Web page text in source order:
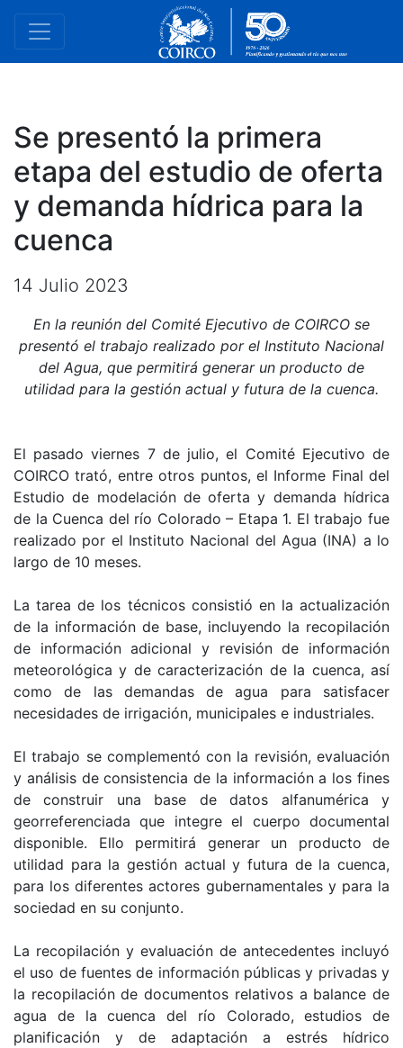
Se presentó la primera
etapa del estudio de oferta
y demanda hídrica para la
cuenca
14 Julio 2023
En la reunión del Comité Ejecutivo de COIRCO se
presentó el trabajo realizado por el Instituto Nacional
del Agua, que permitirá generar un producto de
utilidad para la gestión actual y futura de la cuenca.
El pasado viernes 7 de julio, el Comité Ejecutivo de
COIRCO trató, entre otros puntos, el Informe Final del
Estudio de modelación de oferta y demanda hídrica
de la Cuenca del río Colorado – Etapa 1. El trabajo fue
realizado por el Instituto Nacional del Agua (INA) a lo
largo de 10 meses.
La tarea de los técnicos consistió en la actualización
de la información de base, incluyendo la recopilación
de información adicional y revisión de información
meteorológica y de caracterización de la cuenca, así
como de las demandas de agua para satisfacer
necesidades de irrigación, municipales e industriales.
El trabajo se complementó con la revisión, evaluación
y análisis de consistencia de la información a los fines
de construir una base de datos alfanumérica y
georreferenciada que integre el cuerpo documental
disponible. Ello permitirá generar un producto de
utilidad para la gestión actual y futura de la cuenca,
para los diferentes actores gubernamentales y para la
sociedad en su conjunto.
La recopilación y evaluación de antecedentes incluyó
el uso de fuentes de información públicas y privadas y
la recopilación de documentos relativos a balance de
agua de la cuenca del río Colorado, estudios de
planificación y de adaptación a estrés hídrico